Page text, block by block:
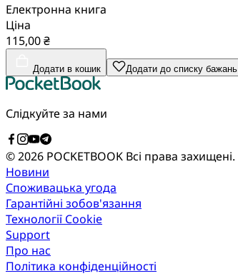
Електронна книга
Ціна
115,00 ₴
Додати в кошик Додати до списку бажань
Слідкуйте за нами
© 2026 POCKETBOOK Всі права захищені.
Новини
Споживацька угода
Гарантійні зобов'язання
Технології Cookie
Support
Про нас
Політика конфіденційності